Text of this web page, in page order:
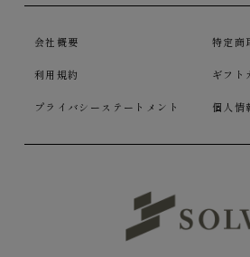
胸ポケットには、きっちりしてエレ
バルカポケットを採用しました。
会社概要 特定商
利用規約 ギフト
プライバシーステートメント 個人情